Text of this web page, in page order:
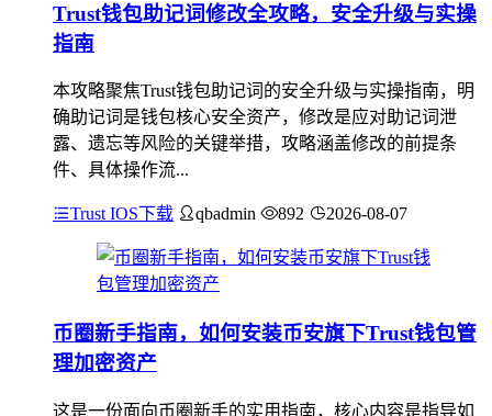
Trust钱包助记词修改全攻略，安全升级与实操
指南
本攻略聚焦Trust钱包助记词的安全升级与实操指南，明
确助记词是钱包核心安全资产，修改是应对助记词泄
露、遗忘等风险的关键举措，攻略涵盖修改的前提条
件、具体操作流...
Trust IOS下载 qbadmin 892 2026-08-07
币圈新手指南，如何安装币安旗下Trust钱包管
理加密资产
这是一份面向币圈新手的实用指南，核心内容是指导如